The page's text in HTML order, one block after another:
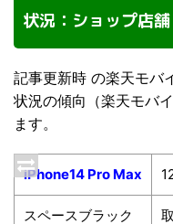
状況：ショップ店舗
記事更新時 の楽天モバ
状況の傾向（楽天モバ
ます。
iPhone14 Pro Max
スペースブラック